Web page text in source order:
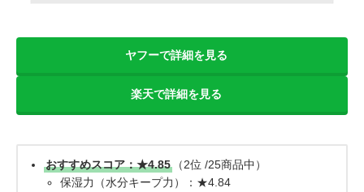
ヤフーで詳細を見る
楽天で詳細を見る
おすすめスコア：★4.85
（2位 /25商品中）
保湿力（水分キープ力）：★4.84